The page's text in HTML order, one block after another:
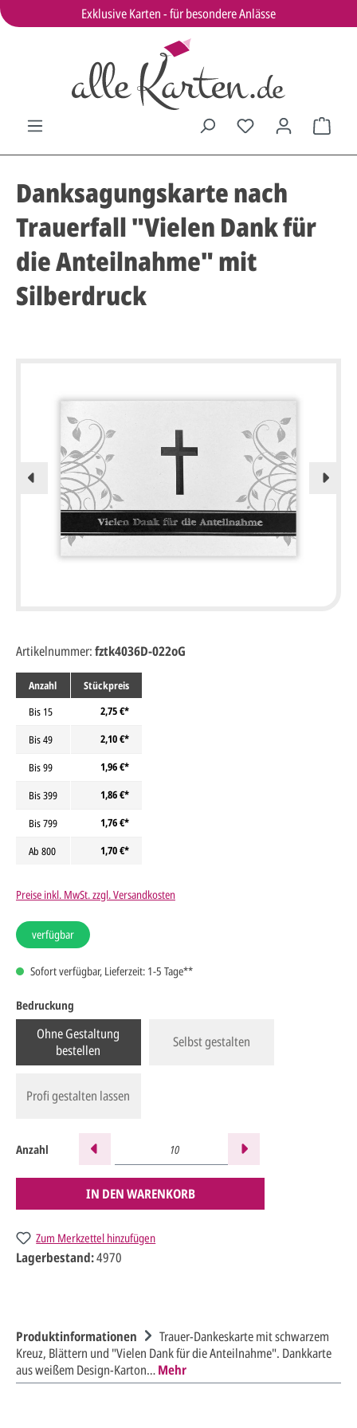
Exklusive Karten - für besondere Anlässe
Danksagungskarte nach
Trauerfall "Vielen Dank für
die Anteilnahme" mit
Silberdruck
Anzahl
Stückpreis
Bis 15
2,75 €*
Bis49
2,10 €*
Bis99
1,96 €*
Bis399
1,86 €*
Bis799
1,76 €*
Ab 800 1,70 €*
Preise inkl. MwSt. zzgl. Versandkosten
verfügbar
Sofort verfügbar, Lieferzeit: 1-5 Tage**
Bedruckung
Ohne Gestaltung
bestellen
Selbst gestalten
Profi gestalten lassen
Anzahl
IN DEN WARENKORB
Zum Merkzettel hinzufügen
Artikelnummer:fztk4036D-022oG
Lagerbestand:4970
Produktinformationen
Trauer-Dankeskarte mit schwarzem
Kreuz, Blättern und "Vielen Dank für die Anteilnahme". Dankkarte
aus weißem Design-Karton…Mehr